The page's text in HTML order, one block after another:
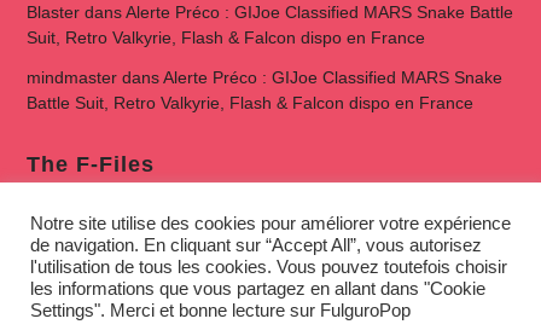
BlasterdansAlerte Préco : GIJoe Classified MARS Snake Battle
Suit, Retro Valkyrie, Flash & Falcon dispo en France
mindmasterdansAlerte Préco : GIJoe Classified MARS Snake
Battle Suit, Retro Valkyrie, Flash & Falcon dispo en France
The F-Files
Notre site utilise des cookies pour améliorer votre expérience
de navigation. En cliquant sur “Accept All”, vous autorisez
l'utilisation de tous les cookies. Vous pouvez toutefois choisir
les informations que vous partagez en allant dans "Cookie
Settings". Merci et bonne lecture sur FulguroPop